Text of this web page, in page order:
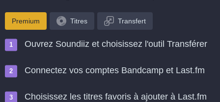
Premium Titres Transfert
Ouvrez Soundiiz et choisissez l'outil Transférer
Connectez vos comptes Bandcamp et Last.fm
Choisissez les titres favoris à ajouter à Last.fm